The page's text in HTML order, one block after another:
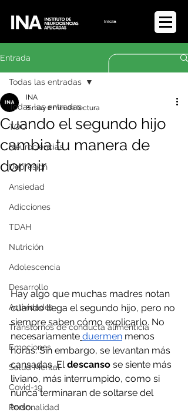
Iniciar sesión
Entrada
Todas las entradas
TOC
Neurociencias
Depresión
Ansiedad
Adicciones
TDAH
Nutrición
Adolescencia
Desarrollo
Actividades
Transtornos de conducta alimenticia
Emociones
Salud Mental
Covid-19
Personalidad
Todas las entradas
Cuando el segundo hijo
cambia tu manera de
dormir
INA
8 may 2 min de lectura
Hay algo que muchas madres notan
cuando llega el segundo hijo, pero no
siempre saben cómo explicarlo. No
necesariamente duermen menos
horas. Sin embargo, se levantan más
cansadas. El descanso se siente más
liviano, más interrumpido, como si
nunca terminaran de soltarse del
todo.